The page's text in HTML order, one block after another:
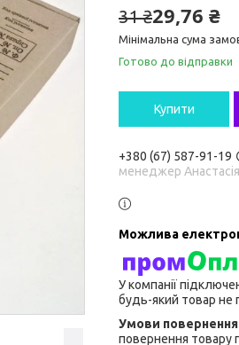
31 ₴29,76 ₴
Мінімальна сума
Готово до відправки
Купити
+380 (67) 587-91-19
менеджер Анастасія
У компанії
будь-який товар не
повернення товару